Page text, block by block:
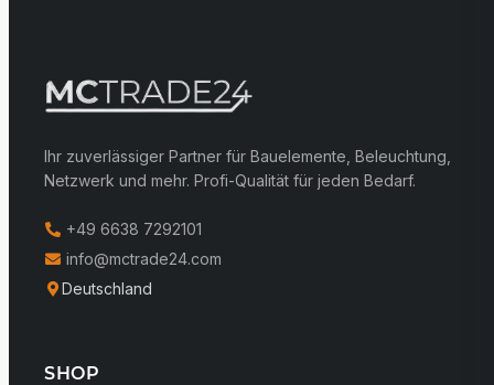
Ihr zuverlässiger Partner für Bauelemente, Beleuchtung,
Netzwerk und mehr. Profi-Qualität für jeden Bedarf.
+49 6638 7292101
info@mctrade24.com
Deutschland
SHOP